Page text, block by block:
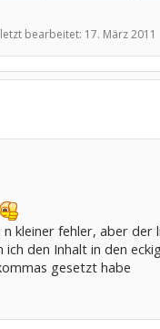
$db_erg,
$zeile['C'] ."</
."</th><th>". $zeile['F'] ."</
."</th><th>". $zeile['I']
bearbeitet: 17. März 2011
kleiner fehler, aber der
ich den Inhalt in den
gesetzt habe